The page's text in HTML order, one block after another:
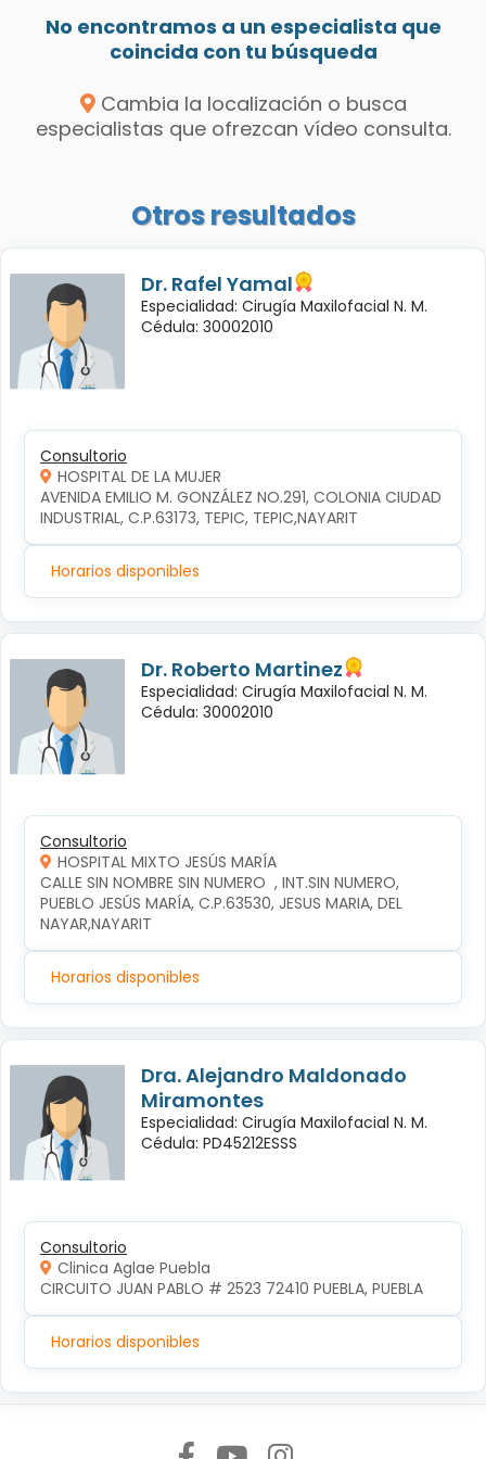
No encontramos a un especialista que
coincida con tu búsqueda
Cambia la localización o busca
especialistas que ofrezcan vídeo consulta.
Otros resultados
Dr. Rafel Yamal
Especialidad: Cirugía Maxilofacial N. M.
Cédula: 30002010
Consultorio
HOSPITAL DE LA MUJER
AVENIDA EMILIO M. GONZÁLEZ NO.291, COLONIA CIUDAD
INDUSTRIAL, C.P.63173, TEPIC, TEPIC,NAYARIT
Horarios disponibles
Dr. Roberto Martinez
Especialidad: Cirugía Maxilofacial N. M.
Cédula: 30002010
Consultorio
HOSPITAL MIXTO JESÚS MARÍA
CALLE SIN NOMBRE SIN NUMERO  , INT.SIN NUMERO,
PUEBLO JESÚS MARÍA, C.P.63530, JESUS MARIA, DEL
NAYAR,NAYARIT
Horarios disponibles
Dra. Alejandro Maldonado
Miramontes
Especialidad: Cirugía Maxilofacial N. M.
Cédula: PD45212ESSS
Consultorio
Clinica Aglae Puebla
CIRCUITO JUAN PABLO # 2523 72410 PUEBLA, PUEBLA
Horarios disponibles